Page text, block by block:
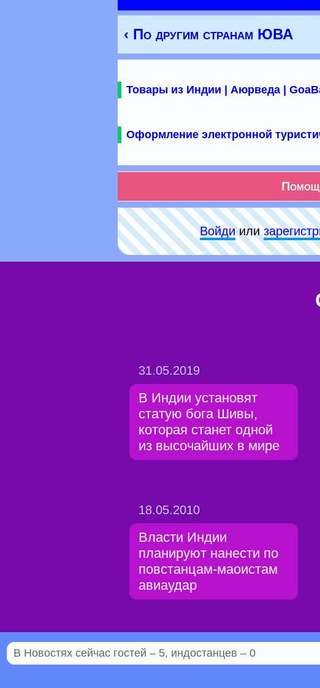
‹ По другим странам ЮВА
Товары из Индии | Аюрведа |
Оформление электронной
Войдиили
31.05.2019
В Индии установят
статую бога Шивы,
которая станет одной
из высочайших в мире
18.05.2010
Власти Индии
планируют нанести по
повстанцам-маоистам
авиаудар
В Новостях сейчас гостей – 5, индостанцев – 0